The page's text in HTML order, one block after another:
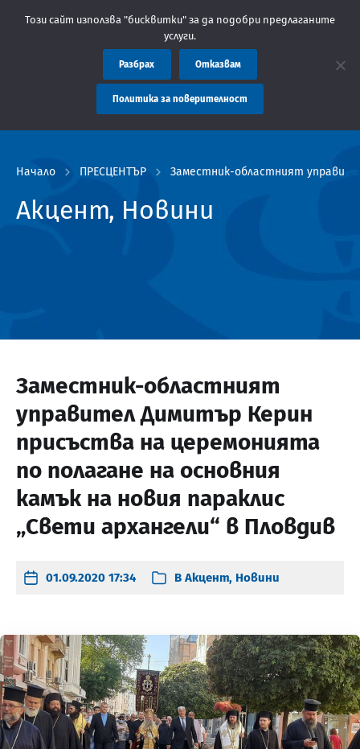
Областна администрация Пловдив препоръчва
Начало ПРЕСЦЕНТЪР Заместник-областният
Акцент, Новини
Заместник-областният
управител Димитър Керин
присъства на церемонията
по полагане на основния
камък на новия параклис
„Свети архангели“ в Пловдив
01.09.2020 17:34 В Акцент, Новини
Този сайт използва "бисквитки" за да подобри предлаганите
услуги.
Разбрах Отказвам
Политика за поверителност